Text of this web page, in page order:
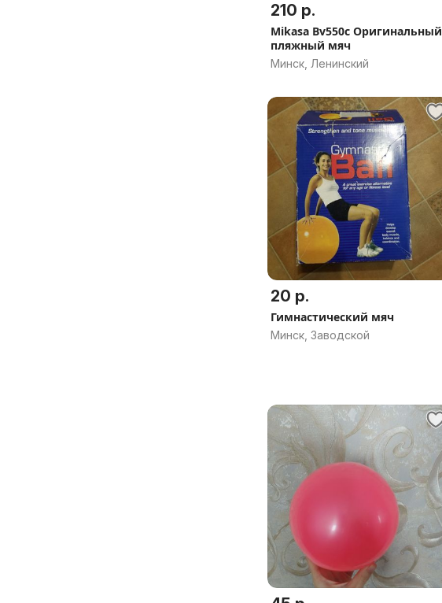
210 р.
Mikasa Bv550c Оригинальный
пляжный мяч
Минск, Ленинский
20 р.
Гимнастический мяч
Минск, Заводской